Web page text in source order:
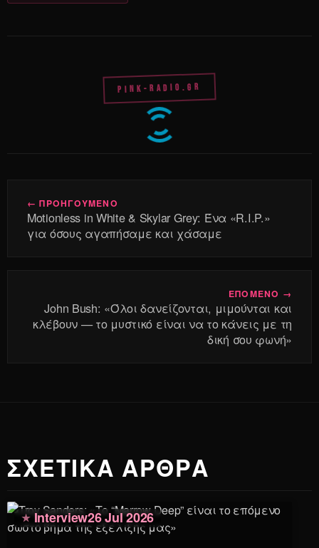
PINK-RADIO.GR
← ΠΡΟΗΓΟΥΜΕΝΟ
Motionless in White & Skylar Grey: Ένα «R.I.P.»
για όσους αγαπήσαμε και χάσαμε
ΕΠΟΜΕΝΟ →
John Bush: «Όλοι δανείζονται, μιμούνται και
κλέβουν — το μυστικό είναι να το κάνεις με τη
δική σου φωνή»
ΣΧΕΤΙΚΑ ΑΡΘΡΑ
Interview26 Jul 2026